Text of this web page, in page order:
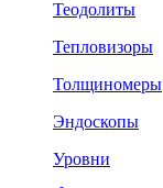
Теодолиты
Тепловизоры
Толщиномеры
Эндоскопы
Уровни